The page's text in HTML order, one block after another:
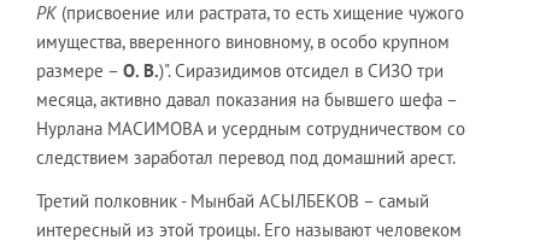
РК (присвоение или растрата, то есть хищение чужого
имущества, вверенного виновному, в особо крупном
размере – О. В.)". Сиразидимов отсидел в СИЗО три
месяца, активно давал показания на бывшего шефа –
Нурлана МАСИМОВА и усердным сотрудничеством со
следствием заработал перевод под домашний арест.
Третий полковник - Мынбай АСЫЛБЕКОВ – самый
интересный из этой троицы. Его называют человеком